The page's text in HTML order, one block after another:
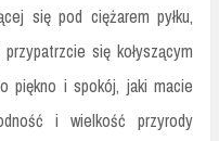
się pod ciężarem pyłku,
się kołyszącym
piękno i spokój, jaki macie
i wielkość przyrody